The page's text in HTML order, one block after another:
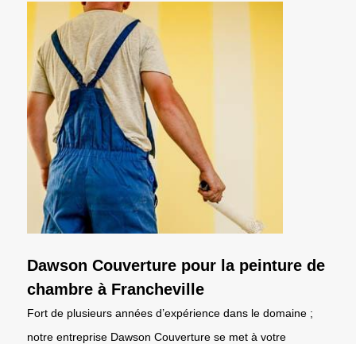
Dawson Couverture pour la peinture de
chambre à Francheville
Fort de plusieurs années d’expérience dans le domaine ;
notre entreprise Dawson Couverture se met à votre